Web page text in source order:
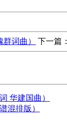
词曲） 下一篇：
华建国曲）
混排版）